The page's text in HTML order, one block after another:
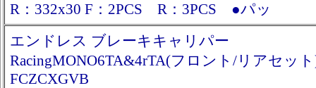
R：332x30 F：2PCS R：3PCS ●パッ
エンドレス ブレーキキャリパー
RacingMONO6TA&4rTA(フロント/リアセッ
FCZCXGVB